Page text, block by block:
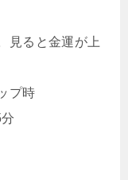
見ると金運が上
プ時